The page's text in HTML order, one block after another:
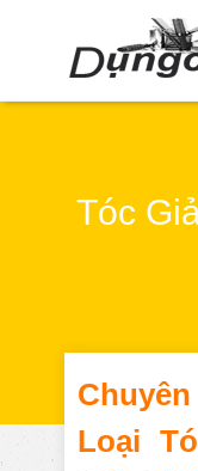
Tóc
Loại